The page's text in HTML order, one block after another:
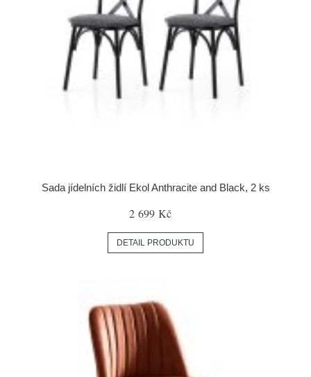
Sada jídelních židlí Ekol Anthracite and Black, 2 ks
2 699 Kč
DETAIL PRODUKTU